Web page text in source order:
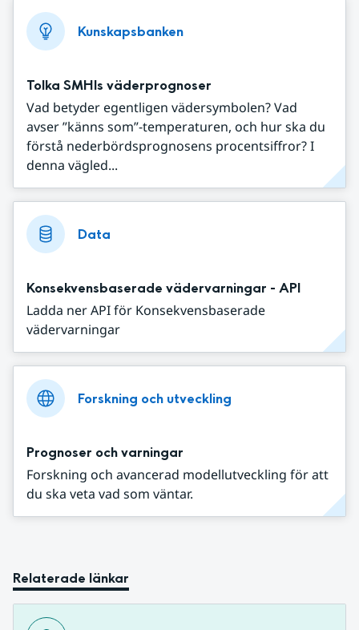
Kunskapsbanken
Tolka SMHIs väderprognoser
Vad betyder egentligen vädersymbolen? Vad
avser ”känns som”-temperaturen, och hur ska du
förstå nederbördsprognosens procentsiffror? I
denna vägled...
Data
Konsekvensbaserade vädervarningar - API
Ladda ner API för Konsekvensbaserade
vädervarningar
Forskning och utveckling
Prognoser och varningar
Forskning och avancerad modellutveckling för att
du ska veta vad som väntar.
Relaterade länkar